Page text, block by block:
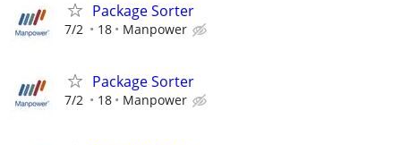
Package Sorter
7/2 18 Manpower
Package Sorter
7/2 18 Manpower